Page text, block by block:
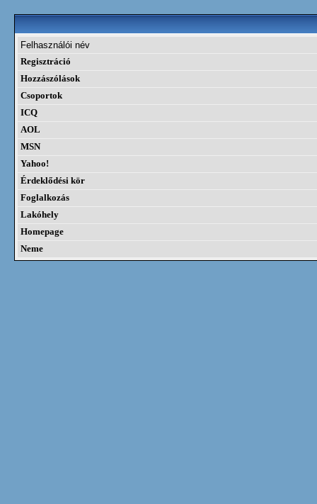
Felhasználói név
Regisztráció
Hozzászólások
Csoportok
ICQ
AOL
MSN
Yahoo!
Érdeklődési kör
Foglalkozás
Lakóhely
Homepage
Neme